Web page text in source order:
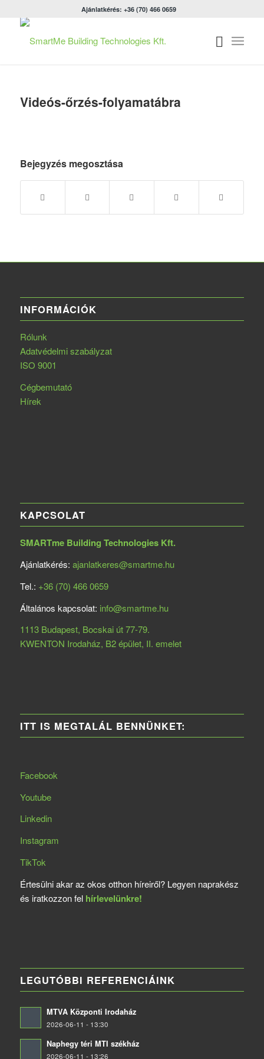
Ajánlatkérés: +36 (70) 466 0659
Videós-őrzés-folyamatábra
Bejegyzés megosztása
INFORMÁCIÓK
Rólunk
Adatvédelmi szabályzat
ISO 9001
Cégbemutató
Hírek
KAPCSOLAT
SMARTme Building Technologies Kft.
Ajánlatkérés: ajanlatkeres@smartme.hu
Tel.: +36 (70) 466 0659
Általános kapcsolat: info@smartme.hu
1113 Budapest, Bocskai út 77-79.
KWENTON Irodaház, B2 épület, II. emelet
ITT IS MEGTALÁL BENNÜNKET:
Facebook
Youtube
Linkedin
Instagram
TikTok
Értesülni akar az okos otthon híreiről? Legyen naprakész
és iratkozzon fel hírlevelünkre!
LEGUTÓBBI REFERENCIÁINK
MTVA Központi Irodaház
2026-06-11 - 13:30
Naphegy téri MTI székház
2026-06-11 - 13:26